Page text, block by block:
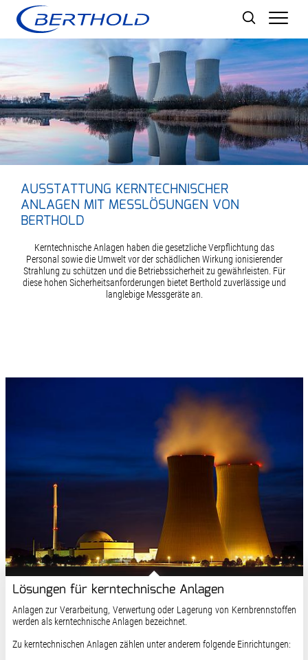
AUSSTATTUNG KERNTECHNISCHER
ANLAGEN MIT MESSLÖSUNGEN VON
BERTHOLD
Kerntechnische Anlagen haben die gesetzliche Verpflichtung das
Personal sowie die Umwelt vor der schädlichen Wirkung ionisierender
Strahlung zu schützen und die Betriebssicherheit zu gewährleisten. Für
diese hohen Sicherheitsanforderungen bietet Berthold zuverlässige und
langlebige Messgeräte an.
Lösungen für kerntechnische Anlagen
Anlagen zur Verarbeitung, Verwertung oder Lagerung von Kernbrennstoffen
werden als kerntechnische Anlagen bezeichnet.
Zu kerntechnischen Anlagen zählen unter anderem folgende Einrichtungen: